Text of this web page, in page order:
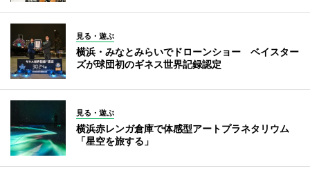
見る・遊ぶ
横浜・みなとみらいでドローンショー ベイスター
ズが球団初のギネス世界記録認定
見る・遊ぶ
横浜赤レンガ倉庫で体感型アートプラネタリウム
「星空を旅する」